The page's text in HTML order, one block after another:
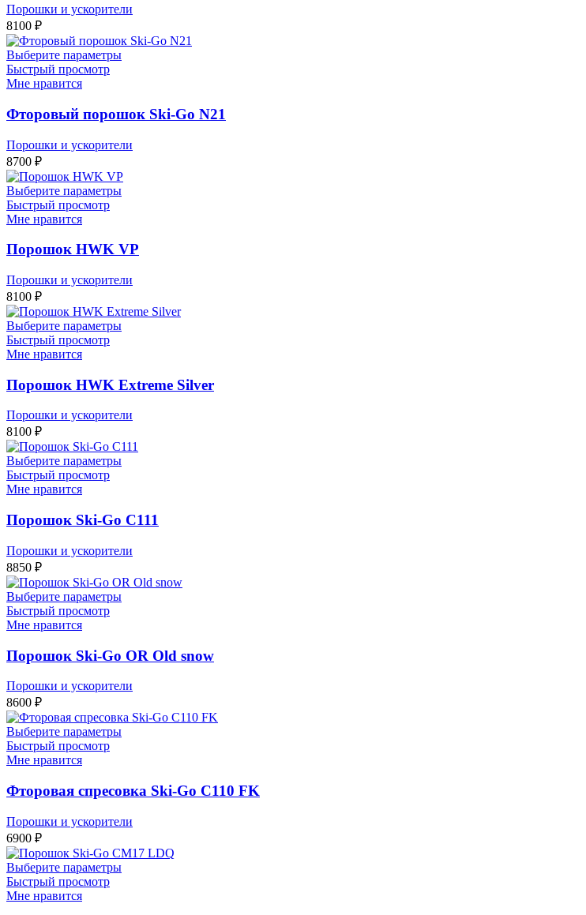
Порошки и ускорители
8100 ₽
Выберите параметры
Быстрый просмотр
Мне нравится
Фторовый порошок Ski-Go N21
Порошки и ускорители
8700 ₽
Выберите параметры
Быстрый просмотр
Мне нравится
Порошок HWK VP
Порошки и ускорители
8100 ₽
Выберите параметры
Быстрый просмотр
Мне нравится
Порошок HWK Extreme Silver
Порошки и ускорители
8100 ₽
Выберите параметры
Быстрый просмотр
Мне нравится
Порошок Ski-Go С111
Порошки и ускорители
8850 ₽
Выберите параметры
Быстрый просмотр
Мне нравится
Порошок Ski-Go OR Old snow
Порошки и ускорители
8600 ₽
Выберите параметры
Быстрый просмотр
Мне нравится
Фторовая спресовка Ski-Go С110 FK
Порошки и ускорители
6900 ₽
Выберите параметры
Быстрый просмотр
Мне нравится